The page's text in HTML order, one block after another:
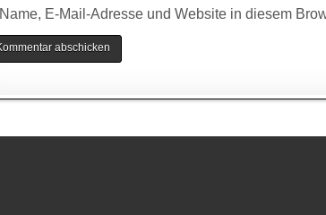
Name, E-Mail-Adresse und Website in diesem